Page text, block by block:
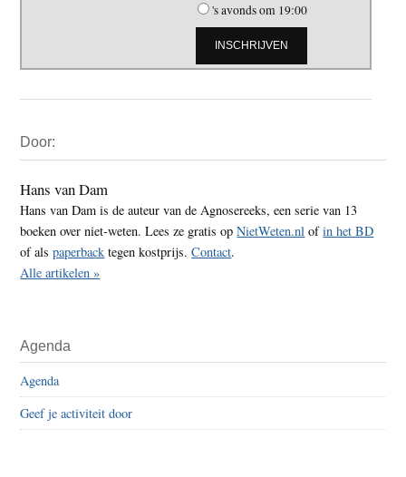
's avonds om 19:00
Sidebar
Door:
Hans van Dam
Hans van Dam is de auteur van de Agnosereeks, een serie van 13
boeken over niet-weten. Lees ze gratis opNietWeten.nl ofin het BD
of alspaperback tegen kostprijs.Contact.
Alle artikelen »
Agenda
Agenda
Geef je activiteit door